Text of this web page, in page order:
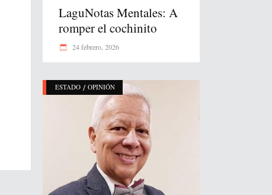
LaguNotas Mentales: A
romper el cochinito
24 febrero, 2026
ESTADO / OPINIÓN